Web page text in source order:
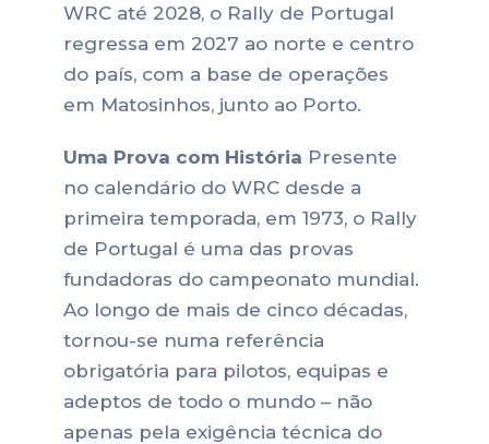
WRC até 2028, o Rally de Portugal
regressa em 2027 ao norte e centro
do país, com a base de operações
em Matosinhos, junto ao Porto.
Uma Prova com História Presente
no calendário do WRC desde a
primeira temporada, em 1973, o Rally
de Portugal é uma das provas
fundadoras do campeonato mundial.
Ao longo de mais de cinco décadas,
tornou-se numa referência
obrigatória para pilotos, equipas e
adeptos de todo o mundo – não
apenas pela exigência técnica do